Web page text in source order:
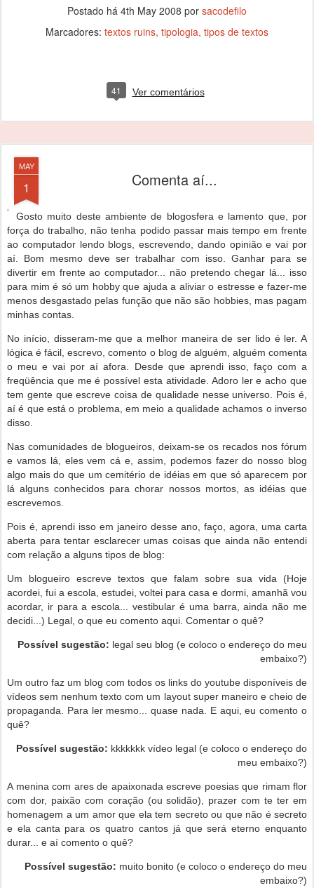
Postado há 4th May 2008 por sacodefilo
Marcadores: textos ruins tipologia tipos de textos
41 Ver comentários
MAY
1 Comenta aí...
Gosto muito deste ambiente de blogosfera e lamento que, por
força do trabalho, não tenha podido passar mais tempo em frente
ao computador lendo blogs, escrevendo, dando opinião e vai por
aí. Bom mesmo deve ser trabalhar com isso. Ganhar para se
divertir em frente ao computador... não pretendo chegar lá... isso
para mim é só um hobby que ajuda a aliviar o estresse e fazer-me
menos desgastado pelas função que não são hobbies, mas pagam
minhas contas.
No início, disseram-me que a melhor maneira de ser lido é ler. A
lógica é fácil, escrevo, comento o blog de alguém, alguém comenta
o meu e vai por aí afora. Desde que aprendi isso, faço com a
freqüência que me é possível esta atividade. Adoro ler e acho que
tem gente que escreve coisa de qualidade nesse universo. Pois é,
aí é que está o problema, em meio a qualidade achamos o inverso
disso.
Nas comunidades de blogueiros, deixam-se os recados nos fórum
e vamos lá, eles vem cá e, assim, podemos fazer do nosso blog
algo mais do que um cemitério de idéias em que só aparecem por
lá alguns conhecidos para chorar nossos mortos, as idéias que
escrevemos.
Pois é, aprendi isso em janeiro desse ano, faço, agora, uma carta
aberta para tentar esclarecer umas coisas que ainda não entendi
com relação a alguns tipos de blog:
Um blogueiro escreve textos que falam sobre sua vida (Hoje
acordei, fui a escola, estudei, voltei para casa e dormi, amanhã vou
acordar, ir para a escola... vestibular é uma barra, ainda não me
decidi...) Legal, o que eu comento aqui. Comentar o quê?
Possível sugestão: legal seu blog (e coloco o endereço do meu
embaixo?)
Um outro faz um blog com todos os links do youtube disponíveis de
vídeos sem nenhum texto com um layout super maneiro e cheio de
propaganda. Para ler mesmo... quase nada. E aqui, eu comento o
quê?
Possível sugestão: kkkkkkk vídeo legal (e coloco o endereço do
meu embaixo?)
A menina com ares de apaixonada escreve poesias que rimam flor
com dor, paixão com coração (ou solidão), prazer com te ter em
homenagem a um amor que ela tem secreto ou que não é secreto
e ela canta para os quatro cantos já que será eterno enquanto
durar... e aí comento o quê?
Possível sugestão: muito bonito (e coloco o endereço do meu
embaixo?)